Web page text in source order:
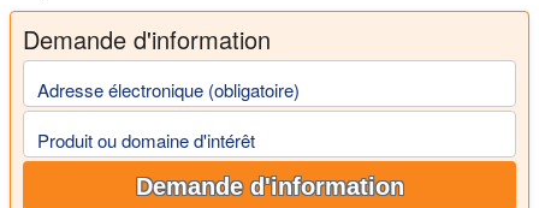
Demande d'information
Adresse électronique (obligatoire)
Produit ou domaine d'intérêt
Demande d'information